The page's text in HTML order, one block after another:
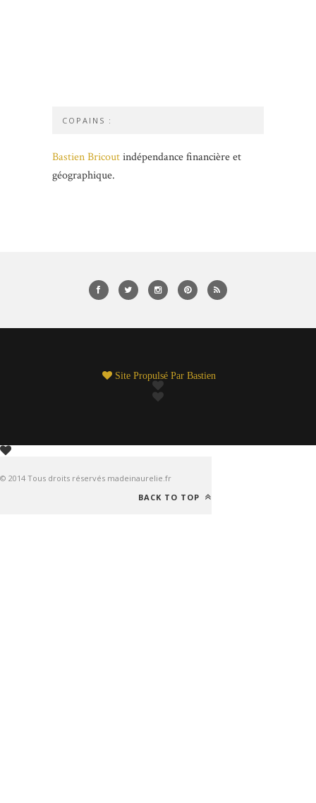
COPAINS :
Bastien Bricoutindépendance financière et
géographique.
Site Propulsé Par Bastien
© 2014 Tous droits réservés madeinaurelie.fr
BACK TO TOP